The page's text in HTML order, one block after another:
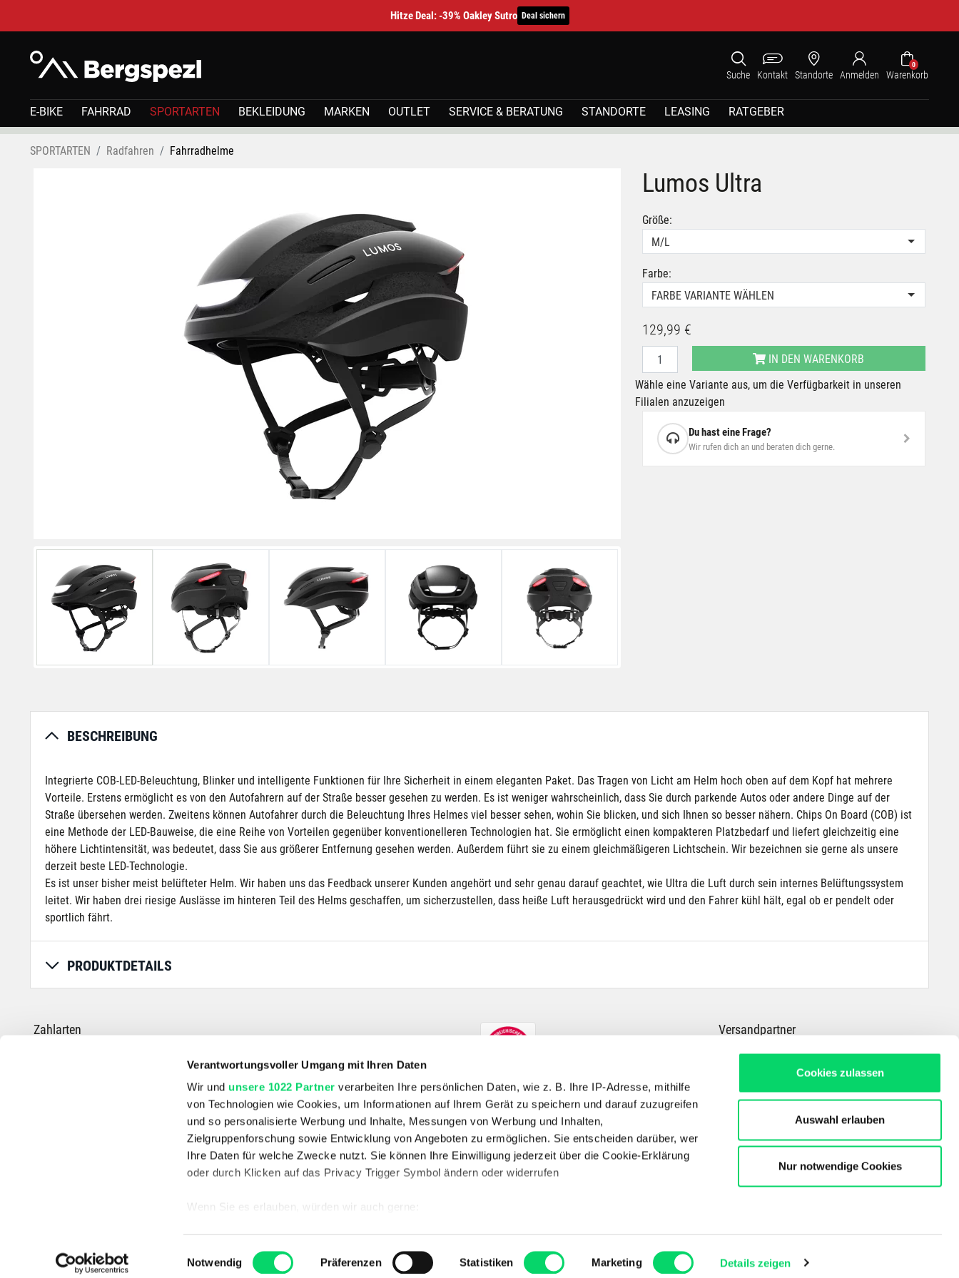
Verantwortungsvoller Umgang mit Ihren Daten
Wir und unsere 1022 Partner verarbeiten Ihre persönlichen Daten, wie z. B. Ihre IP-Adresse, mithilfe
von Technologien wie Cookies, um Informationen auf Ihrem Gerät zu speichern und darauf zuzugreifen
und so personalisierte Werbung und Inhalte, Messungen von Werbung und Inhalten,
Zielgruppenforschung sowie Entwicklung von Angeboten zu ermöglichen. Sie entscheiden darüber, wer
Ihre Daten für welche Zwecke nutzt. Sie können Ihre Einwilligung jederzeit über die Cookie-Erklärung
oder durch Klicken auf das Privacy Trigger Symbol ändern oder widerrufen
Wenn Sie es erlauben, würden wir auch gerne:
Ihr Gerät durch aktives Scannen nach bestimmten Merkmalen (Fingerprinting) identifizieren
Einwilligungsauswahl
Notwendig Präferenzen Statistiken Marketing Details zeigen
Cookies zulassen
Auswahl erlauben
Nur notwendige Cookies
Hitze Deal: -39% Oakley Sutro Deal sichern
Suche Kontakt Standorte Anmelden
0
Warenkorb
E-BIKE FAHRRAD SPORTARTEN BEKLEIDUNG MARKEN OUTLET SERVICE & BERATUNG STANDORTE LEASING RATGEBER
SPORTARTEN Radfahren Fahrradhelme
Lumos Ultra
Größe:
M/L
Farbe:
FARBE VARIANTE WÄHLEN
129,99 €
IN DEN WARENKORB
Wähle eine Variante aus, um die Verfügbarkeit in unseren
Filialen anzuzeigen
Du hast eine Frage?
Wir rufen dich an und beraten dich gerne.
BESCHREIBUNG
Integrierte COB-LED-Beleuchtung, Blinker und intelligente Funktionen für Ihre Sicherheit in einem eleganten Paket. Das Tragen von Licht am Helm hoch oben auf dem Kopf hat mehrere
Vorteile. Erstens ermöglicht es von den Autofahrern auf der Straße besser gesehen zu werden. Es ist weniger wahrscheinlich, dass Sie durch parkende Autos oder andere Dinge auf der
Straße übersehen werden. Zweitens können Autofahrer durch die Beleuchtung Ihres Helmes viel besser sehen, wohin Sie blicken, und sich Ihnen so besser nähern. Chips On Board (COB) ist
eine Methode der LED-Bauweise, die eine Reihe von Vorteilen gegenüber konventionelleren Technologien hat. Sie ermöglicht einen kompakteren Platzbedarf und liefert gleichzeitig eine
höhere Lichtintensität, was bedeutet, dass Sie aus größerer Entfernung gesehen werden. Außerdem führt sie zu einem gleichmäßigeren Lichtschein. Wir bezeichnen sie gerne als unsere
derzeit beste LED-Technologie.
Es ist unser bisher meist belüfteter Helm. Wir haben uns das Feedback unserer Kunden angehört und sehr genau darauf geachtet, wie Ultra die Luft durch sein internes Belüftungssystem
leitet. Wir haben drei riesige Auslässe im hinteren Teil des Helms geschaffen, um sicherzustellen, dass heiße Luft herausgedrückt wird und den Fahrer kühl hält, egal ob er pendelt oder
sportlich fährt.
PRODUKTDETAILS
Zahlarten Versandpartner
*Die durchgestrichenen Preise entsprechen dem UVP des Herstellers.
SHOP
E-Bikes Fahrrad Outdoor Skitouren Wandern
Unternehmen
Datenschutz AGB Impressum